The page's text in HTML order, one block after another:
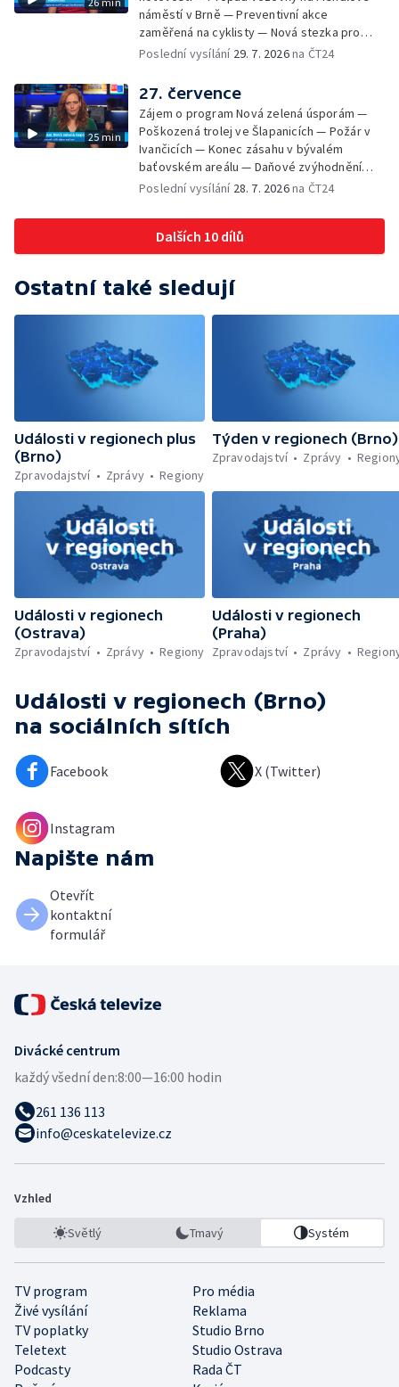
podporu paliativní péče
náměstí v Brně — Preventivní akce
zaměřená na cyklisty — Nová stezka pro
cyklisty na Zlínsku — Letecká linka mezi
pozorovat zatmění Slunce — Den AČFK na
Letní filmové škole — Milan Uhde slaví 90 let
— Rekonstrukce vojenského srubu
Poslední vysílání 29. 7. 2026na ČT24
25 min
27. července
Zájem o program Nová zelená úsporám —
Poškozená trolej ve Šlapanicích — Požár v
Ivančicích — Konec zásahu v bývalém
baťovském areálu — Daňové zvýhodnění
vína — Výhružky na magistrátu v Olomouci —
Brněnské týmy v první fotbalové lize —
Chystaná rekonstrukce bývalé věznice —
Nový seriál pro děti
Poslední vysílání 28. 7. 2026na ČT24
Dalších 10 dílů
Ostatní také sledují
Události v regionech plus
(Brno)
Zpravodajství
Zprávy Regiony
Týden v regionech (Brno)
Zpravodajství
Zprávy
Události v regionech
(Ostrava)
Zpravodajství
Zprávy Regiony
Události v regionech
(Praha)
Zpravodajství
Zprávy
Události v regionech (Brno)
na sociálních sítích
Facebook X (Twitter)
Instagram
Napište nám
Otevřít
kontaktní
formulář
Divácké centrum
každý všední den:8:00—16:00 hodin
261 136 113
info@ceskatelevize.cz
Vzhled
Světlý Tmavý Systém
TV program
Pro média
Živé vysílání
Reklama
TV poplatky
Studio Brno
Teletext
Studio Ostrava
Podcasty
Rada ČT